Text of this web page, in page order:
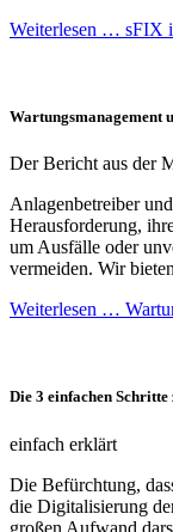
Weiterlesen … sFIX
Wartungsmanagement
Der Bericht aus der
Anlagenbetreiber
Herausforderung,
um Ausfälle oder
vermeiden. Wir
Weiterlesen …
Die 3 einfachen
einfach erklärt
Die Befürchtung,
die Digitalisierung
großen Aufwand